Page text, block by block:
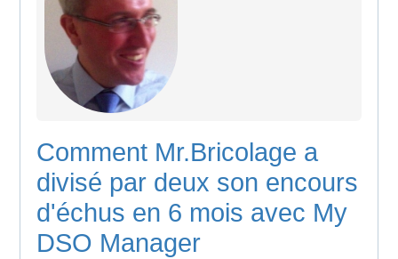
Comment Mr.Bricolage a
divisé par deux son encours
d'échus en 6 mois avec My
DSO Manager